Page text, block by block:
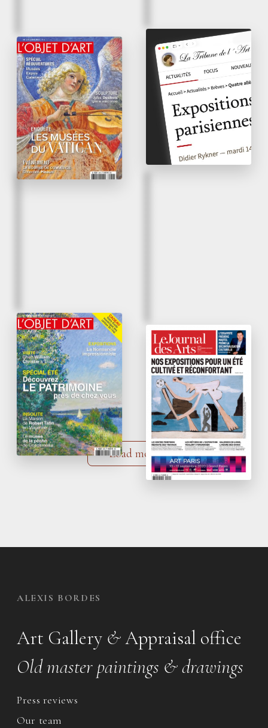
June 2021
Going for a portrait
at Alexis Bordes
L’Objet d’Art – n°579 – p.
85
September 24
, 2020
Four Allegories by
Claude Charles
Return to the Château
of Lunéville
La tribune de l’art
July 2020.
Alexis Bordes’
beautiful women
L’Objet d’Art – n°569
July 2020
Sheets of drawings
are a smash hit
Le Journal des Arts –
n°549
Load more
ALEXIS BORDES
Art Gallery &Appraisal office
Old master paintings & drawings
Press reviews
Our team